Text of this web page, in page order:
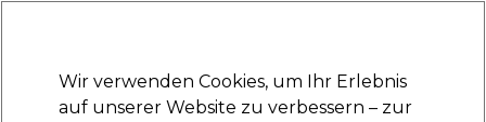
Anmelden
Wir verwenden Cookies, um Ihr Erlebnis
auf unserer Website zu verbessern – zur